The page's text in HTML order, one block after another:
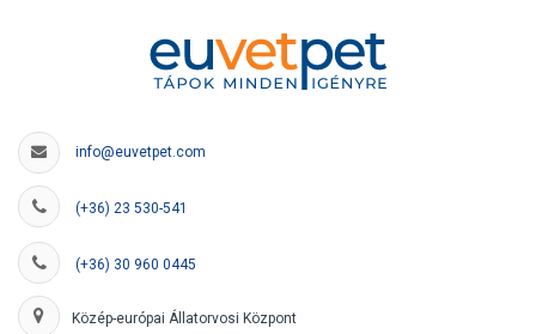
info@euvetpet.com
(+36) 23 530-541
(+36) 30 960 0445
Közép-európai Állatorvosi Központ